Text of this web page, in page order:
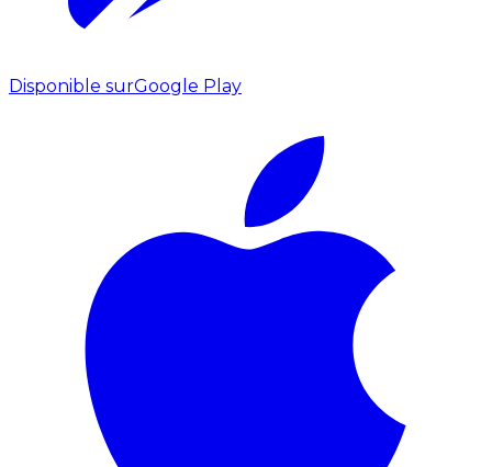
Disponible surGoogle Play